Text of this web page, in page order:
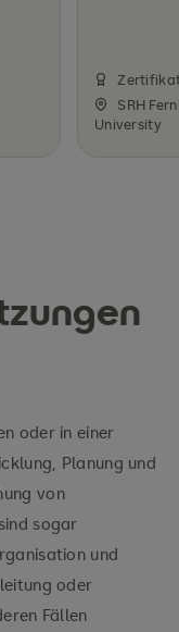
SRH
University
oder in einer
Planung und
von
sogar
und
oder
Fällen